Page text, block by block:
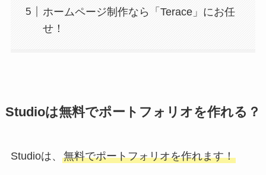
ホームページ制作なら「Terace」にお任
せ！
Studioは無料でポートフォリオを作れる？
Studioは、 無料でポートフォリオを作れます！